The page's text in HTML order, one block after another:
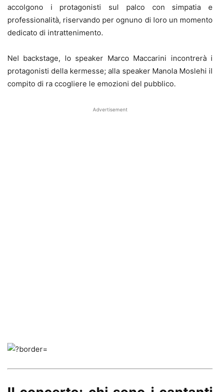
accolgono i protagonisti sul palco con simpatia e
professionalità, riservando per ognuno di loro un momento
dedicato di intrattenimento.
Nel backstage, lo speaker Marco Maccarini incontrerà i
protagonisti della kermesse; alla speaker Manola Moslehi il
compito di ra ccogliere le emozioni del pubblico.
Advertisement